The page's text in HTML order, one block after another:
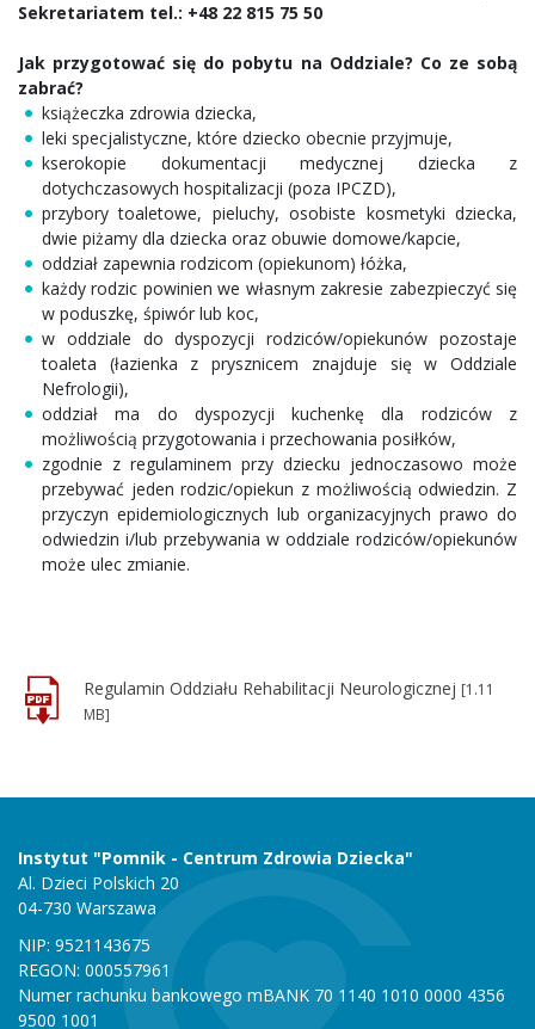
Sekretariatem tel.: +48 22 815 75 50
Jak przygotować się do pobytu na Oddziale? Co ze sobą
zabrać?
książeczka zdrowia dziecka,
leki specjalistyczne, które dziecko obecnie przyjmuje,
kserokopie dokumentacji medycznej dziecka z
dotychczasowych hospitalizacji (poza IPCZD),
przybory toaletowe, pieluchy, osobiste kosmetyki dziecka,
dwie piżamy dla dziecka oraz obuwie domowe/kapcie,
oddział zapewnia rodzicom (opiekunom) łóżka,
każdy rodzic powinien we własnym zakresie zabezpieczyć się
w poduszkę, śpiwór lub koc,
w oddziale do dyspozycji rodziców/opiekunów pozostaje
toaleta (łazienka z prysznicem znajduje się w Oddziale
Nefrologii),
oddział ma do dyspozycji kuchenkę dla rodziców z
możliwością przygotowania i przechowania posiłków,
zgodnie z regulaminem przy dziecku jednoczasowo może
przebywać jeden rodzic/opiekun z możliwością odwiedzin. Z
przyczyn epidemiologicznych lub organizacyjnych prawo do
odwiedzin i/lub przebywania w oddziale rodziców/opiekunów
może ulec zmianie.
Regulamin Oddziału Rehabilitacji Neurologicznej [1.11
MB]
Instytut "Pomnik - Centrum Zdrowia Dziecka"
Al. Dzieci Polskich 20
04-730 Warszawa
NIP: 9521143675
REGON: 000557961
Numer rachunku bankowego mBANK 70 1140 1010 0000 4356
9500 1001